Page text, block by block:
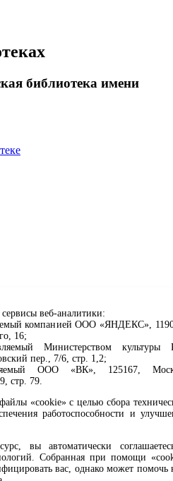
библиотека имени
веб-аналитики:
компанией ООО «ЯНДЕКС»,
16;
Министерством культуры
пер., 7/6, стр. 1,2;
ООО «ВК», 125167,
стр. 79.
«cookie» с целью сбора
работоспособности и
вы автоматически
Собранная при помощи
вас, однако может помочь